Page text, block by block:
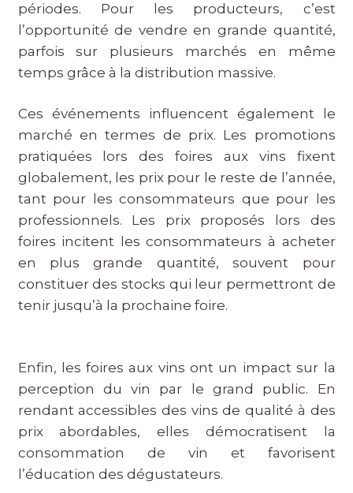
périodes. Pour les producteurs, c’est
l’opportunité de vendre en grande quantité,
parfois sur plusieurs marchés en même
temps grâce à la distribution massive.
Ces événements influencent également le
marché en termes de prix. Les promotions
pratiquées lors des foires aux vins fixent
globalement, les prix pour le reste de l’année,
tant pour les consommateurs que pour les
professionnels. Les prix proposés lors des
foires incitent les consommateurs à acheter
en plus grande quantité, souvent pour
constituer des stocks qui leur permettront de
tenir jusqu’à la prochaine foire.
Enfin, les foires aux vins ont un impact sur la
perception du vin par le grand public. En
rendant accessibles des vins de qualité à des
prix abordables, elles démocratisent la
consommation de vin et favorisent
l’éducation des dégustateurs.